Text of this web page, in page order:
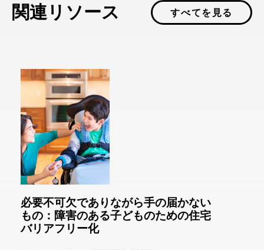
関連リソース すべてを見る
必要不可欠でありながら手の届かない
もの：障害のある子どものための住宅
バリアフリー化